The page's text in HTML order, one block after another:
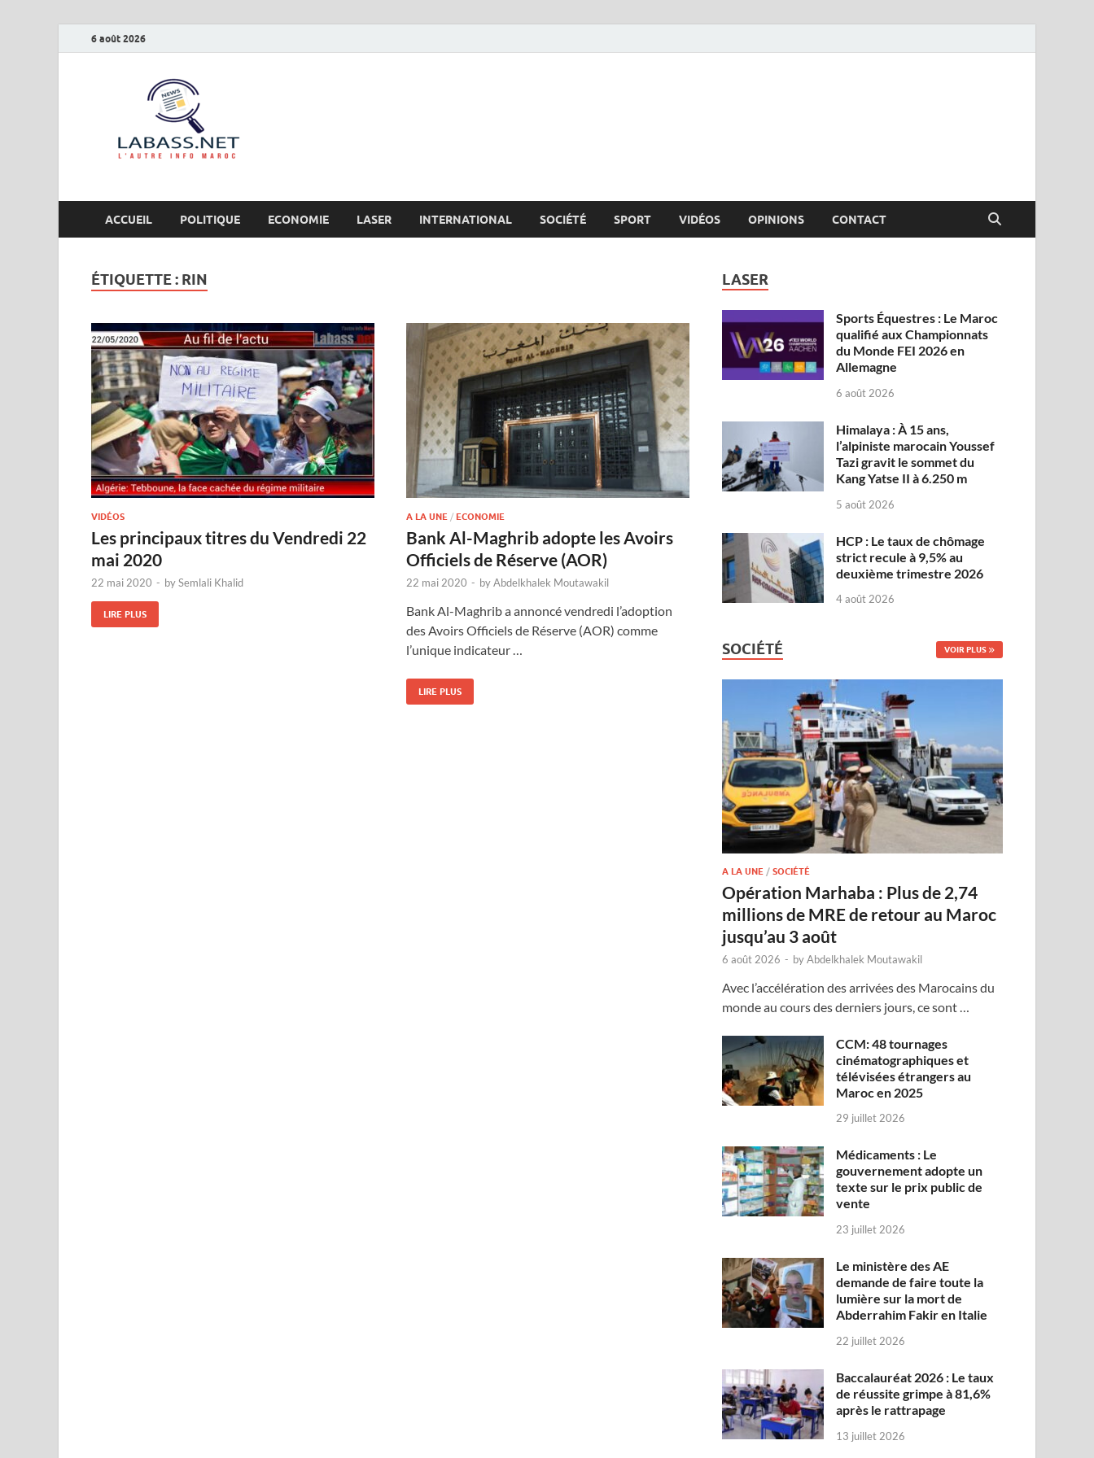
6 août 2026
ACCUEIL POLITIQUE ECONOMIE LASER INTERNATIONAL SOCIÉTÉ SPORT VIDÉOS OPINIONS CONTACT
ÉTIQUETTE : RIN
VIDÉOS
Les principaux titres du Vendredi 22
mai 2020
22 mai 2020 - bySemlali Khalid
LIRE PLUS
A LA UNE / ECONOMIE
Bank Al-Maghrib adopte les Avoirs
Officiels de Réserve (AOR)
22 mai 2020 - byAbdelkhalek Moutawakil
Bank Al-Maghrib a annoncé vendredi l’adoption
des Avoirs Officiels de Réserve (AOR) comme
l’unique indicateur …
LIRE PLUS
LASER
Sports Équestres : Le Maroc
qualifié aux Championnats
du Monde FEI 2026 en
Allemagne
6 août 2026
Himalaya : À 15 ans,
l’alpiniste marocain Youssef
Tazi gravit le sommet du
Kang Yatse II à 6.250 m
5 août 2026
HCP : Le taux de chômage
strict recule à 9,5% au
deuxième trimestre 2026
4 août 2026
SOCIÉTÉ VOIR PLUS
A LA UNE /SOCIÉTÉ
Opération Marhaba : Plus de 2,74
millions de MRE de retour au Maroc
jusqu’au 3 août
6 août 2026 - byAbdelkhalek Moutawakil
Avec l’accélération des arrivées des Marocains du
monde au cours des derniers jours, ce sont …
CCM: 48 tournages
cinématographiques et
télévisées étrangers au
Maroc en 2025
29 juillet 2026
Médicaments : Le
gouvernement adopte un
texte sur le prix public de
vente
23 juillet 2026
Le ministère des AE
demande de faire toute la
lumière sur la mort de
Abderrahim Fakir en Italie
22 juillet 2026
Baccalauréat 2026 : Le taux
de réussite grimpe à 81,6%
après le rattrapage
13 juillet 2026